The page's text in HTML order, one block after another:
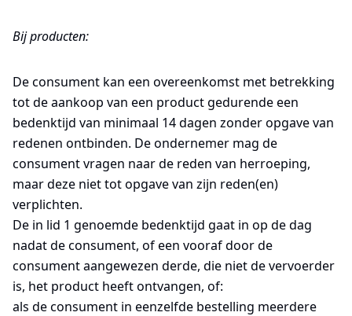
Bij producten:
De consument kan een overeenkomst met betrekking
tot de aankoop van een product gedurende een
bedenktijd van minimaal 14 dagen zonder opgave van
redenen ontbinden. De ondernemer mag de
consument vragen naar de reden van herroeping,
maar deze niet tot opgave van zijn reden(en)
verplichten.
De in lid 1 genoemde bedenktijd gaat in op de dag
nadat de consument, of een vooraf door de
consument aangewezen derde, die niet de vervoerder
is, het product heeft ontvangen, of:
als de consument in eenzelfde bestelling meerdere